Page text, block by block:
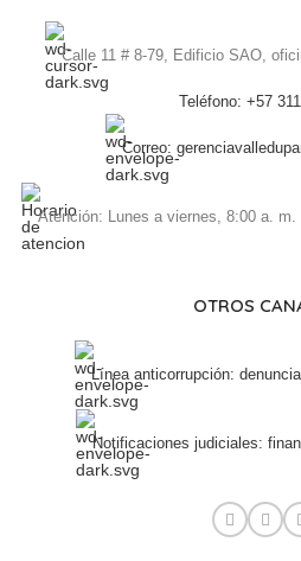
Calle 11 # 8-79, Edificio SAO,
Teléfono: +57
Correo:
Atención: Lunes a viernes, 8:00 a.
OTROS
Línea anticorrupción:
Notificaciones judiciales: